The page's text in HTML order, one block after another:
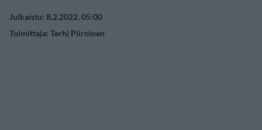
Julkaistu: 8.2.2022, 05:00
Toimittaja: Terhi Piiroinen